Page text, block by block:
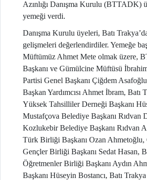
Azınlığı Danışma Kurulu (BTTADK)
yemeği verdi.
Danışma Kurulu üyeleri, Batı
gelişmeleri değerlendirdiler. Yemeğe
Müftümüz Ahmet Mete olmak üzere,
Başkanı ve Gümülcine Müftüsü
Partisi Genel Başkanı Çiğdem
Başkan Yardımcısı Ahmet İbram, Batı
Yüksek Tahsilliler Derneği Başkanı
Mustafçova Belediye Başkanı Rıdvan
Kozlukebir Belediye Başkanı Rıdvan
Türk Birliği Başkanı Ozan
Gençler Birliği Başkanı Sedat Hasan,
Öğretmenler Birliği Başkanı Aydın
Başkanı Hüseyin Bostancı, Batı